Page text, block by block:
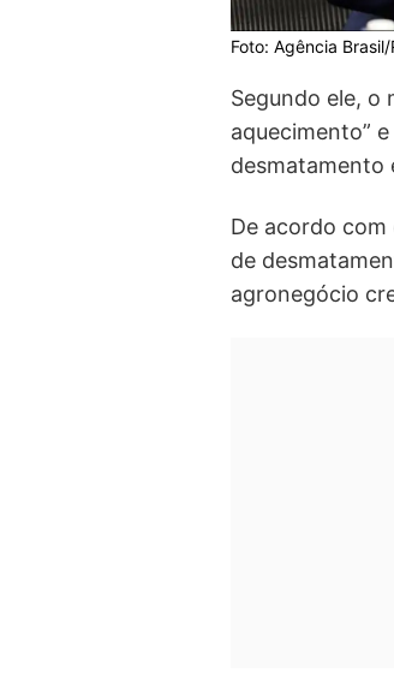
Foto: Agência
Segundo ele, o
aquecimento”
desmatamento
De acordo
de
agronegócio